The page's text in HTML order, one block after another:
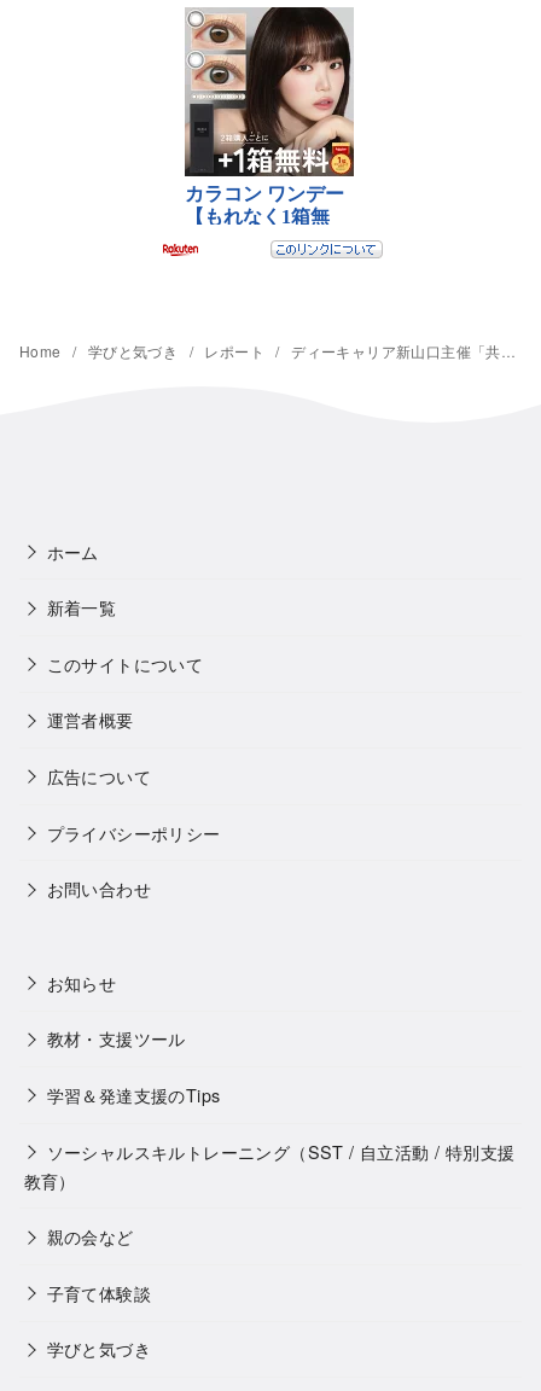
Home 学びと気づき レポート ディーキャリア新山口主催「共生社会実現に向けたセミナー」を受講しました
ホーム
新着一覧
このサイトについて
運営者概要
広告について
プライバシーポリシー
お問い合わせ
お知らせ
教材・支援ツール
学習＆発達支援のTips
ソーシャルスキルトレーニング（SST / 自立活動 / 特別支援
教育）
親の会など
子育て体験談
学びと気づき